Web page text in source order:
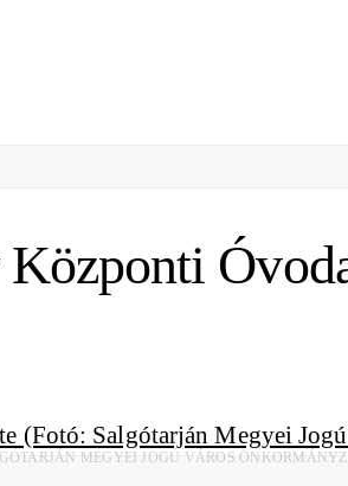
MEGYEI JOGÚ VÁROS